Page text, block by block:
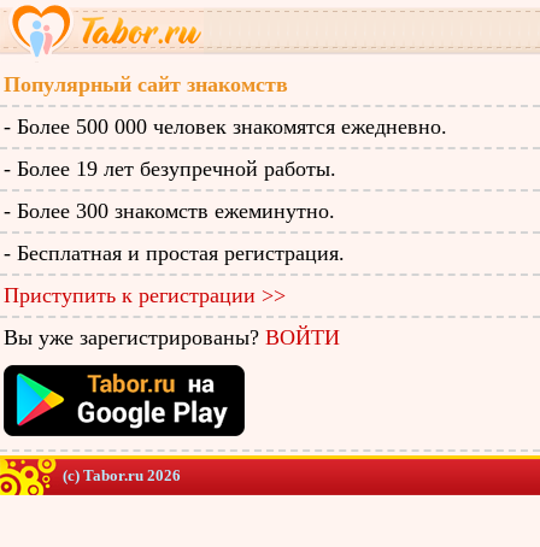
Популярный сайт знакомств
- Более 500 000 человек знакомятся ежедневно.
- Более 19 лет безупречной работы.
- Более 300 знакомств ежеминутно.
- Бесплатная и простая регистрация.
Приступить к регистрации >>
Вы уже зарегистрированы? ВОЙТИ
(c) Tabor.ru 2026